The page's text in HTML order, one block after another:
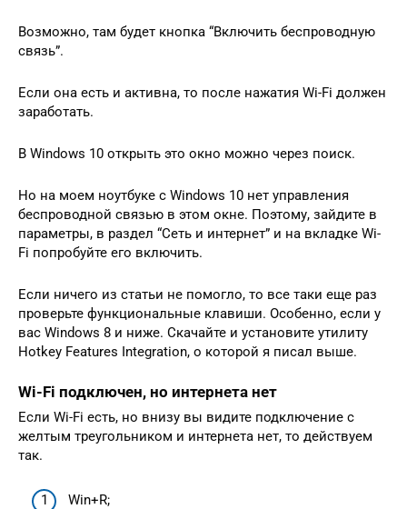
Возможно, там будет кнопка “Включить беспроводную
связь”.
Если она есть и активна, то после нажатия Wi-Fi должен
заработать.
В Windows 10 открыть это окно можно через поиск.
Но на моем ноутбуке с Windows 10 нет управления
беспроводной связью в этом окне. Поэтому, зайдите в
параметры, в раздел “Сеть и интернет” и на вкладке Wi-
Fi попробуйте его включить.
Если ничего из статьи не помогло, то все таки еще раз
проверьте функциональные клавиши. Особенно, если у
вас Windows 8 и ниже. Скачайте и установите утилиту
Hotkey Features Integration, о которой я писал выше.
Wi-Fi подключен, но интернета нет
Если Wi-Fi есть, но внизу вы видите подключение с
желтым треугольником и интернета нет, то действуем
так.
Win+R;